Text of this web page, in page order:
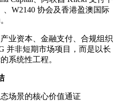
W2140 协会及香港盈澳国际
业资本、金融支付、合规组织
并非短期市场项目，而是以长
系统性工程。
场景的核心价值通证